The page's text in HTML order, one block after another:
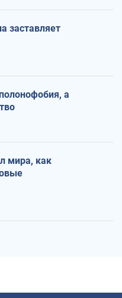
заставляет
а
мира, как